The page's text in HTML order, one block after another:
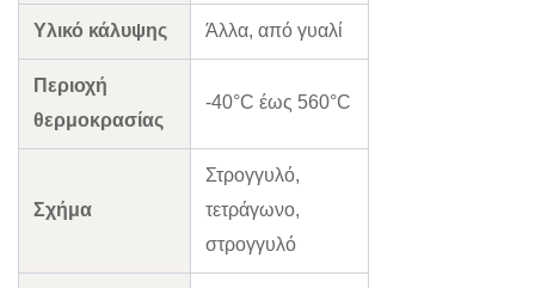
Υλικό κάλυψης Άλλα, από γυαλί
Περιοχή
θερμοκρασίας
-40°C έως 560°C
Σχήμα
Στρογγυλό,
τετράγωνο,
στρογγυλό